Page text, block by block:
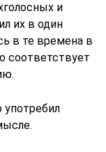
и
их в один
в те времена в
соответствует
употребил